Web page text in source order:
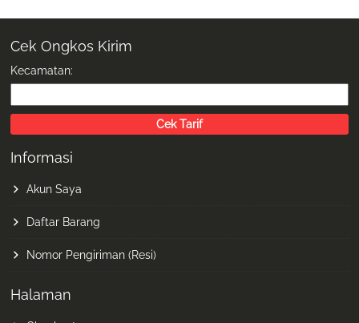
Cek Ongkos Kirim
Kecamatan:
Informasi
Akun Saya
Daftar Barang
Nomor Pengiriman (Resi)
Halaman